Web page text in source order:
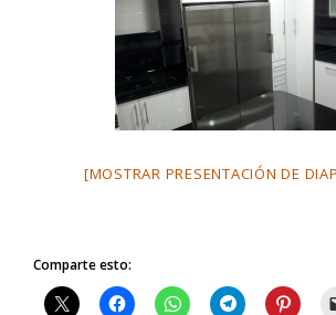
[MOSTRAR PRESENTACIÓN DE
Comparte esto: